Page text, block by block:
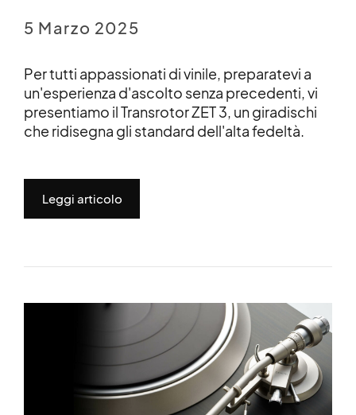
5 Marzo 2025
Per tutti appassionati di vinile, preparatevi a
un'esperienza d'ascolto senza precedenti, vi
presentiamo il Transrotor ZET 3, un giradischi
che ridisegna gli standard dell'alta fedeltà.
Leggi articolo